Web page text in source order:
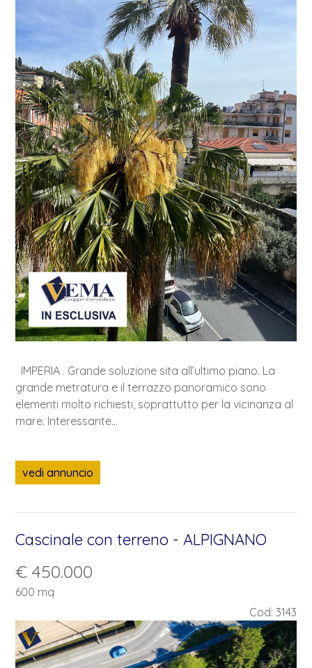
IMPERIA . Grande soluzione sita all’ultimo piano. La
grande metratura e il terrazzo panoramico sono
elementi molto richiesti, soprattutto per la vicinanza al
mare. Interessante...
vedi annuncio
Cascinale con terreno - ALPIGNANO
€ 450.000
600 mq
Cod: 3143